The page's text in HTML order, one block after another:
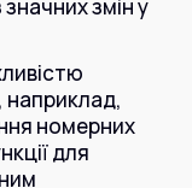
змін у
наприклад,
номерних
для